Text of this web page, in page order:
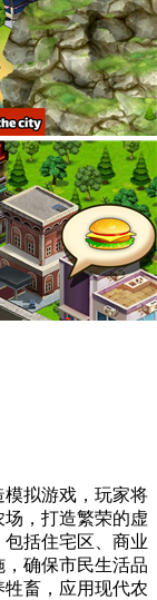
拟游戏，玩家将
，打造繁荣的虚
括住宅区、商业
确保市民生活品
畜，应用现代农